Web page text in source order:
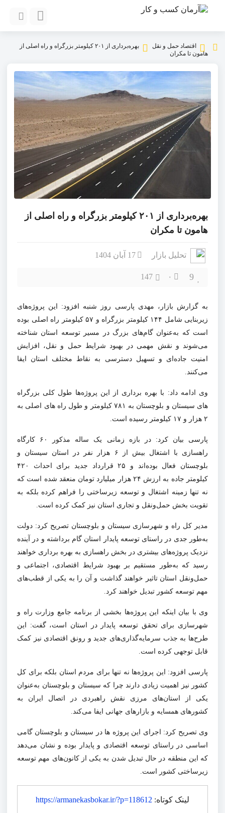
اقتصاد حمل و نقل
بهره‌برداری از ۲۰۱ کیلومتر بزرگراه و راه اصلی از
هامون تا مکران
بهره‌برداری از ۲۰۱ کیلومتر بزرگراه و راه اصلی از
هامون تا مکران
تحلیل بازار 17 آبان 1404
9 ۰ 147
به گزارش بازار، مهدی پارسی روز شنبه افزود: این پروژه‌های
زیربنایی شامل ۱۴۴ کیلومتر بزرگراه و ۵۷ کیلومتر راه اصلی بوده
است که به‌عنوان گام‌های بزرگ در مسیر توسعه استان شناخته
می‌شوند و نقش مهمی در بهبود شرایط حمل‌ و نقل، افزایش
امنیت جاده‌ای و تسهیل دسترسی به نقاط مختلف استان ایفا
می‌کنند.
وی ادامه داد: با بهره برداری از این پروژه‌ها طول کلی بزرگراه
های سیستان و بلوچستان به ۷۸۱ کیلومتر و طول راه های اصلی به
۲ هزار و ۱۷ کیلومتر رسیده است.
پارسی بیان کرد: در بازه زمانی یک‌ ساله مذکور ۶۰ کارگاه
راهسازی با اشتغال بیش از ۶ هزار نفر در استان سیستان و
بلوچستان فعال بوده‌اند و ۲۵ قرارداد جدید برای احداث ۴۲۰
کیلومتر جاده به ارزش ۲۴ هزار میلیارد تومان منعقد شده است که
نه تنها زمینه اشتغال و توسعه زیرساختی را فراهم کرده بلکه به
تقویت بخش حمل‌ونقل و تجاری استان نیز کمک کرده‌ است.
مدیر کل راه و شهرسازی سیستان و بلوچستان تصریح کرد: دولت
به‌طور جدی در راستای توسعه پایدار استان گام برداشته و در آینده
نزدیک پروژه‌های بیشتری در بخش راهسازی به بهره برداری خواهند
رسید که به‌طور مستقیم بر بهبود شرایط اقتصادی، اجتماعی و
حمل‌ونقل استان تاثیر خواهند گذاشت و آن را به یکی از قطب‌های
مهم توسعه کشور تبدیل خواهند کرد.
وی با بیان اینکه این پروژه‌ها بخشی از برنامه جامع وزارت راه و
شهرسازی برای تحقق توسعه پایدار در استان است، گفت: این
طرح‌ها به جذب سرمایه‌گذاری‌های جدید و رونق اقتصادی نیز کمک
قابل توجهی کرده است.
پارسی افزود: این پروژه‌ها نه تنها برای مردم استان بلکه برای کل
کشور نیز اهمیت زیادی دارند چرا که سیستان و بلوچستان به‌عنوان
یکی از استان‌های مرزی نقش راهبردی در اتصال ایران به
کشورهای همسایه و بازارهای جهانی ایفا می‌کند.
وی تصریح کرد: اجرای این پروژه ها در سیستان و بلوچستان گامی
اساسی در راستای توسعه اقتصادی و پایدار بوده و نشان می‌دهد
که این منطقه در حال تبدیل شدن به یکی از کانون‌های مهم توسعه
زیرساختی کشور است.
لینک کوتاه: https://armanekasbokar.ir/?p=118612